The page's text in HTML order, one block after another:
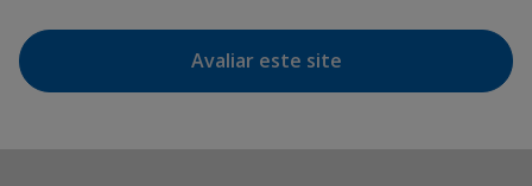
Avaliar este site